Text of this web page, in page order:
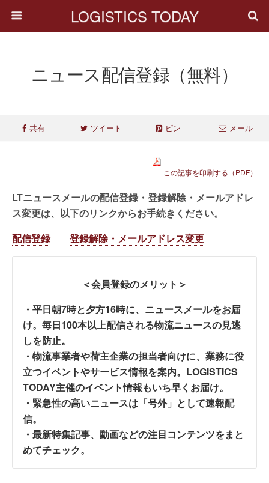
LOGISTICS TODAY
ニュース配信登録（無料）
共有 ツイート ピン メール
この記事を印刷する（PDF）
LTニュースメールの配信登録・登録解除・メールアドレ
ス変更は、以下のリンクからお手続きください。
配信登録
登録解除・メールアドレス変更
＜会員登録のメリット＞
・平日朝7時と夕方16時に、ニュースメールをお届
け。毎日100本以上配信される物流ニュースの見逃
しを防止。
・物流事業者や荷主企業の担当者向けに、業務に役
立つイベントやサービス情報を案内。LOGISTICS
TODAY主催のイベント情報もいち早くお届け。
・緊急性の高いニュースは「号外」として速報配
信。
・最新特集記事、動画などの注目コンテンツをまと
めてチェック。